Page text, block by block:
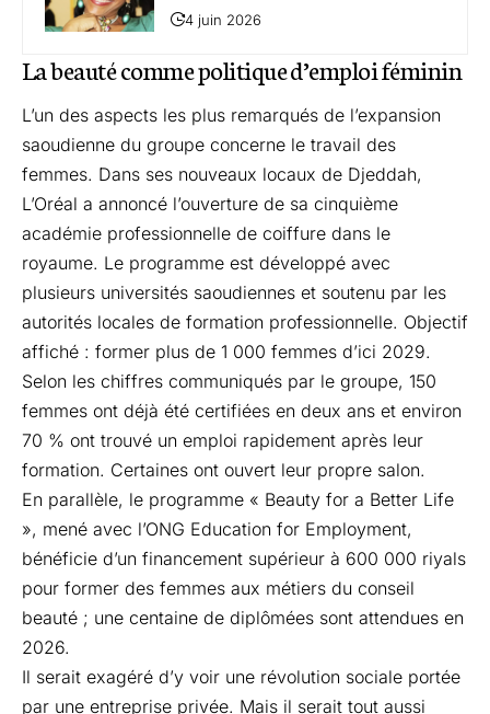
4 juin 2026
La beauté comme politique d’emploi féminin
L’un des aspects les plus remarqués de l’expansion
saoudienne du groupe concerne le travail des
femmes. Dans ses nouveaux locaux de Djeddah,
L’Oréal a annoncé l’ouverture de sa cinquième
académie professionnelle de coiffure dans le
royaume. Le programme est développé avec
plusieurs universités saoudiennes et soutenu par les
autorités locales de formation professionnelle. Objectif
affiché : former plus de 1 000 femmes d’ici 2029.
Selon les chiffres communiqués par le groupe, 150
femmes ont déjà été certifiées en deux ans et environ
70 % ont trouvé un emploi rapidement après leur
formation. Certaines ont ouvert leur propre salon.
En parallèle, le programme « Beauty for a Better Life
», mené avec l’ONG Education for Employment,
bénéficie d’un financement supérieur à 600 000 riyals
pour former des femmes aux métiers du conseil
beauté ; une centaine de diplômées sont attendues en
2026.
Il serait exagéré d’y voir une révolution sociale portée
par une entreprise privée. Mais il serait tout aussi